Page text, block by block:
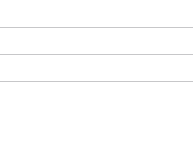
su consentimiento para